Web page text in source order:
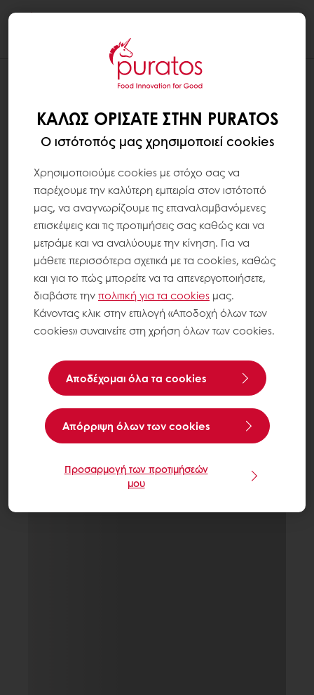
ΚΑΛΏΣ ΟΡΊΣΑΤΕ ΣΤΗΝ PURATOS
Ο ιστότοπός μας χρησιμοποιεί cookies
Χρησιμοποιούμε cookies με στόχο σας να
παρέχουμε την καλύτερη εμπειρία στον ιστότοπό
μας, να αναγνωρίζουμε τις επαναλαμβανόμενες
επισκέψεις και τις προτιμήσεις σας καθώς και να
μετράμε και να αναλύουμε την κίνηση. Για να
μάθετε περισσότερα σχετικά με τα cookies, καθώς
και για το πώς μπορείτε να τα απενεργοποιήσετε,
διαβάστε τηνπολιτική για τα cookies μας.
Κάνοντας κλικ στην επιλογή «Αποδοχή όλων των
cookies» συναινείτε στη χρήση όλων των cookies.
Αποδέχομαι όλα τα cookies
Aπόρριψη όλων των cookies
Προσαρμογή των προτιμήσεών
μου